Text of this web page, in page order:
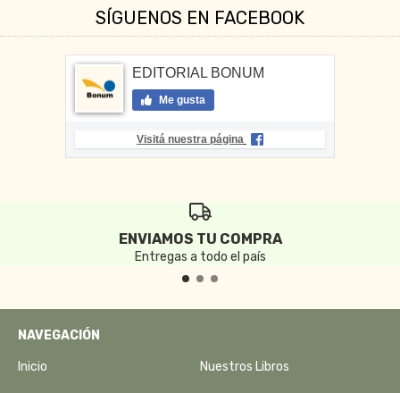
SÍGUENOS EN FACEBOOK
EDITORIAL BONUM
Me gusta
Visitá nuestra página
ENVIAMOS TU COMPRA
Entregas a todo el país
NAVEGACIÓN
Inicio Nuestros Libros